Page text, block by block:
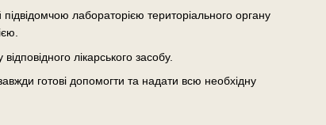
лабораторією територіального органу
лікарського засобу.
готові допомогти та надати всю необхідну